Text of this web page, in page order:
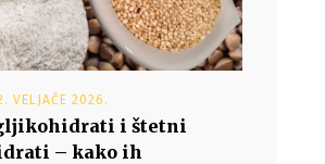
VELJAČE 2026.
i štetni
– kako ih